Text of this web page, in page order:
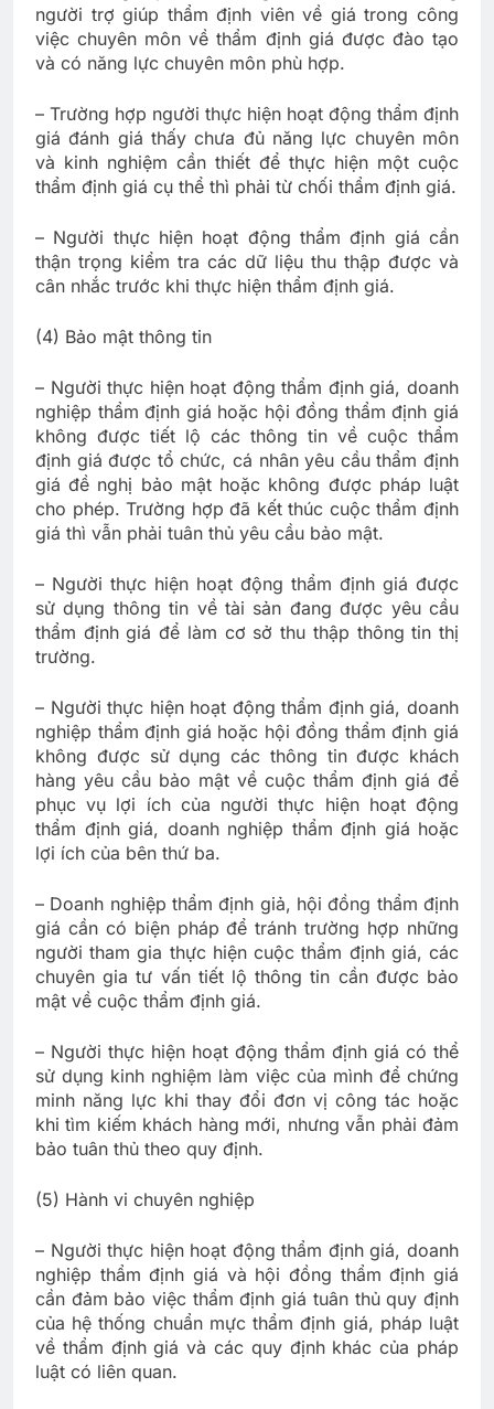
người trợ giúp thẩm định viên về giá trong công
việc chuyên môn về thẩm định giá được đào tạo
và có năng lực chuyên môn phù hợp.
– Trường hợp người thực hiện hoạt động thẩm định
giá đánh giá thấy chưa đủ năng lực chuyên môn
và kinh nghiệm cần thiết để thực hiện một cuộc
thẩm định giá cụ thể thì phải từ chối thẩm định giá.
– Người thực hiện hoạt động thẩm định giá cần
thận trọng kiểm tra các dữ liệu thu thập được và
cân nhắc trước khi thực hiện thẩm định giá.
(4) Bảo mật thông tin
– Người thực hiện hoạt động thẩm định giá, doanh
nghiệp thẩm định giá hoặc hội đồng thẩm định giá
không được tiết lộ các thông tin về cuộc thẩm
định giá được tổ chức, cá nhân yêu cầu thẩm định
giá đề nghị bảo mật hoặc không được pháp luật
cho phép. Trường hợp đã kết thúc cuộc thẩm định
giá thì vẫn phải tuân thủ yêu cầu bảo mật.
– Người thực hiện hoạt động thẩm định giá được
sử dụng thông tin về tài sản đang được yêu cầu
thẩm định giá để làm cơ sở thu thập thông tin thị
trường.
– Người thực hiện hoạt động thẩm định giá, doanh
nghiệp thẩm định giá hoặc hội đồng thẩm định giá
không được sử dụng các thông tin được khách
hàng yêu cầu bảo mật về cuộc thẩm định giá để
phục vụ lợi ích của người thực hiện hoạt động
thẩm định giá, doanh nghiệp thẩm định giá hoặc
lợi ích của bên thứ ba.
– Doanh nghiệp thẩm định giả, hội đồng thẩm định
giá cần có biện pháp để tránh trường hợp những
người tham gia thực hiện cuộc thẩm định giá, các
chuyên gia tư vấn tiết lộ thông tin cần được bảo
mật về cuộc thẩm định giá.
– Người thực hiện hoạt động thẩm định giá có thể
sử dụng kinh nghiệm làm việc của mình để chứng
minh năng lực khi thay đổi đơn vị công tác hoặc
khi tìm kiếm khách hàng mới, nhưng vẫn phải đảm
bảo tuân thủ theo quy định.
(5) Hành vi chuyên nghiệp
– Người thực hiện hoạt động thẩm định giá, doanh
nghiệp thẩm định giá và hội đồng thẩm định giá
cần đảm bảo việc thẩm định giá tuân thủ quy định
của hệ thống chuẩn mực thẩm định giá, pháp luật
về thẩm định giá và các quy định khác của pháp
luật có liên quan.